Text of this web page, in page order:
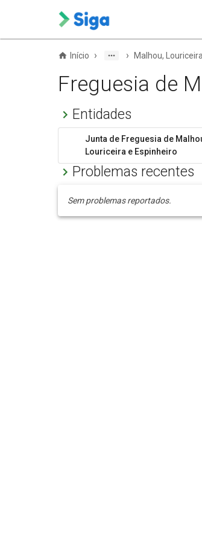
Início › › Malhou,
Freguesia de
Entidades
Junta de Freguesia de
Louriceira e Espinheiro
Problemas recentes
Sem problemas reportados.